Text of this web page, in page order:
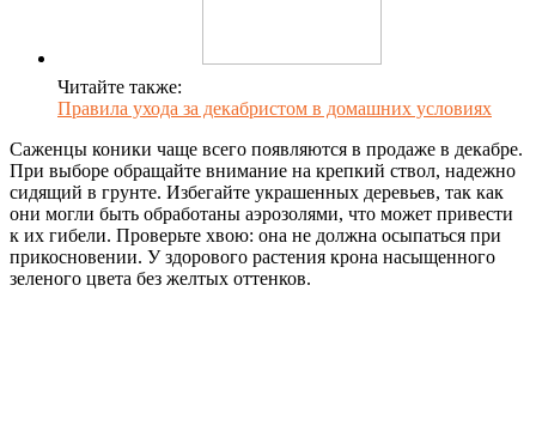
Читайте также:
Правила ухода за декабристом в домашних условиях
Саженцы коники чаще всего появляются в продаже в декабре.
При выборе обращайте внимание на крепкий ствол, надежно
сидящий в грунте. Избегайте украшенных деревьев, так как
они могли быть обработаны аэрозолями, что может привести
к их гибели. Проверьте хвою: она не должна осыпаться при
прикосновении. У здорового растения крона насыщенного
зеленого цвета без желтых оттенков.